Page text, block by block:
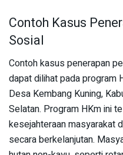
Contoh Kasus
Sosial
Contoh kasus penerapan
dapat dilihat pada program
Desa Kembang Kuning,
Selatan. Program HKm ini
kesejahteraan masyarakat
secara berkelanjutan.